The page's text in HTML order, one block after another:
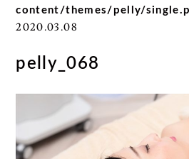
content/themes/pelly/
2020.03.08
pelly_068